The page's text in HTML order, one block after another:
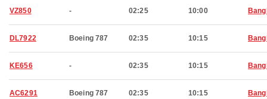
VZ850 - 02:25 10:00
DL7922 Boeing 787 02:35 10:15
KE656 - 02:35 10:15
AC6291 Boeing 787 02:35 10:15